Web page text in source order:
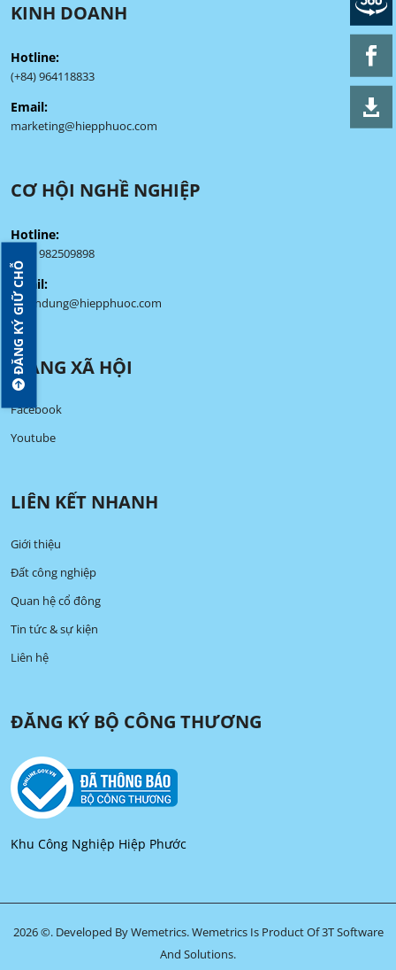
ĐĂNG KÝ GIỮ CHỖ
KINH DOANH
Hotline:
(+84) 964118833
Email:
marketing@hiepphuoc.com
CƠ HỘI NGHỀ NGHIỆP
Hotline:
(+84) 982509898
Email:
tuyendung@hiepphuoc.com
MẠNG XÃ HỘI
Facebook
Youtube
LIÊN KẾT NHANH
Giới thiệu
Đất công nghiệp
Quan hệ cổ đông
Tin tức & sự kiện
Liên hệ
ĐĂNG KÝ BỘ CÔNG THƯƠNG
Khu Công Nghiệp Hiệp Phước
2026 ©. Developed By Wemetrics.Wemetrics Is Product Of 3T Software
And Solutions.